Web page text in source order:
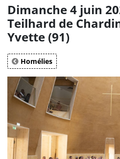
Dimanche 4 juin
Teilhard de
Yvette (91)
Homélies